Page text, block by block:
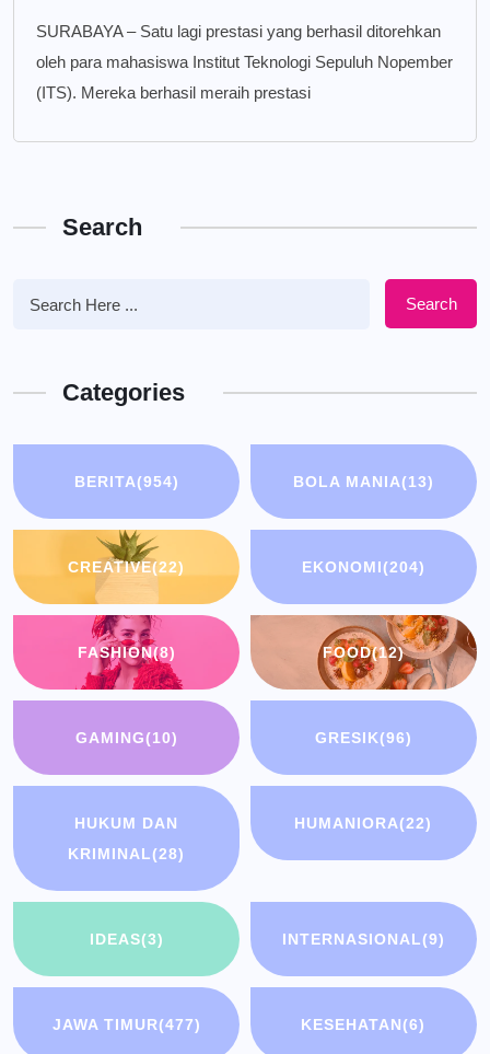
SURABAYA – Satu lagi prestasi yang berhasil ditorehkan
oleh para mahasiswa Institut Teknologi Sepuluh Nopember
(ITS). Mereka berhasil meraih prestasi
Search
Search
Categories
BERITA(954) BOLA MANIA(13)
CREATIVE(22) EKONOMI(204)
FASHION(8) FOOD(12)
GAMING(10) GRESIK(96)
HUKUM DAN
KRIMINAL(28)
HUMANIORA(22)
IDEAS(3) INTERNASIONAL(9)
JAWA TIMUR(477) KESEHATAN(6)